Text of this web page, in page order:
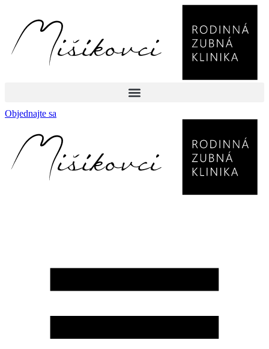
Objednajte sa